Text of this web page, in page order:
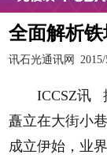
全面解析
讯石光通讯网
ICCSZ讯 提
矗立在大街小
成立伊始，业